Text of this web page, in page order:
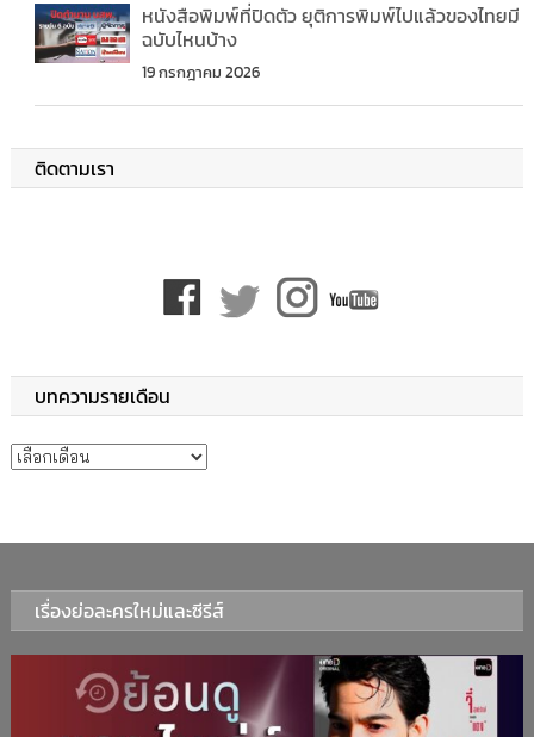
หนังสือพิมพ์ที่ปิดตัว ยุติการพิมพ์ไปแล้วของไทยมี
ฉบับไหนบ้าง
19 กรกฎาคม 2026
ติดตามเรา
บทความรายเดือน
บทความรายเดือน
เรื่องย่อละครใหม่และซีรีส์